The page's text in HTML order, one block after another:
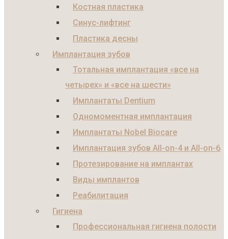
Костная пластика
Синус-лифтинг
Пластика десны
Имплантация зубов
Тотальная имплантация «все на
четырех» и «все на шести»
Имплантаты Dentium
Одномоментная имплантация
Имплантаты Nobel Biocare
Имплантация зубов All-on-4 и All-on-6
Протезирование на имплантах
Виды имплантов
Реабилитация
Гигиена
Профессиональная гигиена полости